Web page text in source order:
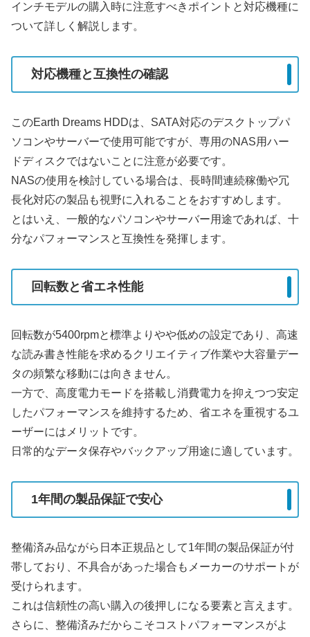
インチモデルの購入時に注意すべきポイントと対応機種に
ついて詳しく解説します。
対応機種と互換性の確認
このEarth Dreams HDDは、SATA対応のデスクトップパ
ソコンやサーバーで使用可能ですが、専用のNAS用ハー
ドディスクではないことに注意が必要です。
NASの使用を検討している場合は、長時間連続稼働や冗
長化対応の製品も視野に入れることをおすすめします。
とはいえ、一般的なパソコンやサーバー用途であれば、十
分なパフォーマンスと互換性を発揮します。
回転数と省エネ性能
回転数が5400rpmと標準よりやや低めの設定であり、高速
な読み書き性能を求めるクリエイティブ作業や大容量デー
タの頻繁な移動には向きません。
一方で、高度電力モードを搭載し消費電力を抑えつつ安定
したパフォーマンスを維持するため、省エネを重視するユ
ーザーにはメリットです。
日常的なデータ保存やバックアップ用途に適しています。
1年間の製品保証で安心
整備済み品ながら日本正規品として1年間の製品保証が付
帯しており、不具合があった場合もメーカーのサポートが
受けられます。
これは信頼性の高い購入の後押しになる要素と言えます。
さらに、整備済みだからこそコストパフォーマンスがよ